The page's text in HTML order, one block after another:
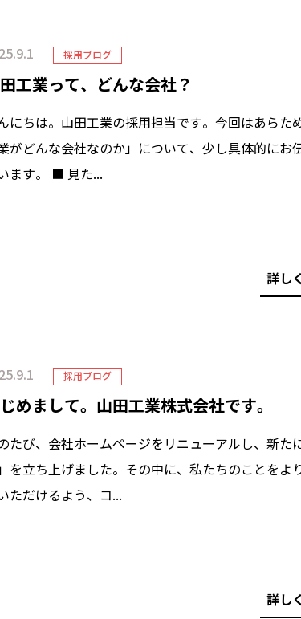
採用ブログ
工業って、どんな会社？
にちは。山田工業の採用担当です。今回はあらた
がどんな会社なのか」について、少し具体的にお
ます。 ■ 見た...
詳し
採用ブログ
めまして。山田工業株式会社です。
たび、会社ホームページをリニューアルし、新た
を立ち上げました。その中に、私たちのことをよ
ただけるよう、コ...
詳し